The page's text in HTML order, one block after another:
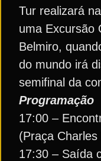
Tur realizará
uma Excursão
Belmiro,
do mundo irá
semifinal da
Programação
17:00 –
(Praça
17:30 – Saída